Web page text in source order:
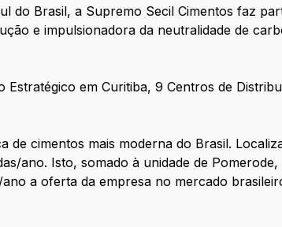
do Brasil, a Supremo Secil Cimentos faz
e impulsionadora da neutralidade de
em Curitiba, 9 Centros de
cimentos mais moderna do Brasil.
ano. Isto, somado à unidade de Pomerode,
a oferta da empresa no mercado